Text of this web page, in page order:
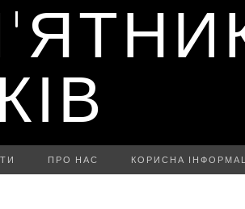
ПРО НАС КОРИСНА